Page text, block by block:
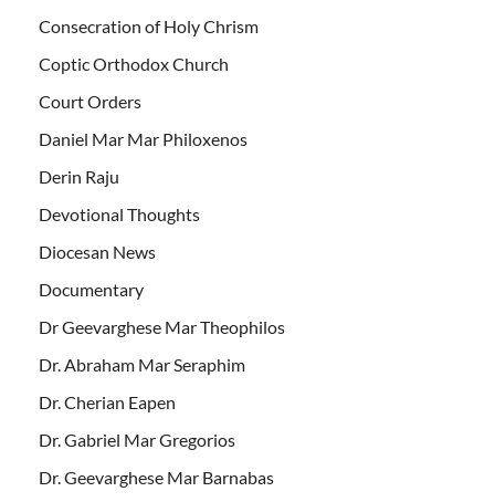
Consecration of Holy Chrism
Coptic Orthodox Church
Court Orders
Daniel Mar Mar Philoxenos
Derin Raju
Devotional Thoughts
Diocesan News
Documentary
Dr Geevarghese Mar Theophilos
Dr. Abraham Mar Seraphim
Dr. Cherian Eapen
Dr. Gabriel Mar Gregorios
Dr. Geevarghese Mar Barnabas